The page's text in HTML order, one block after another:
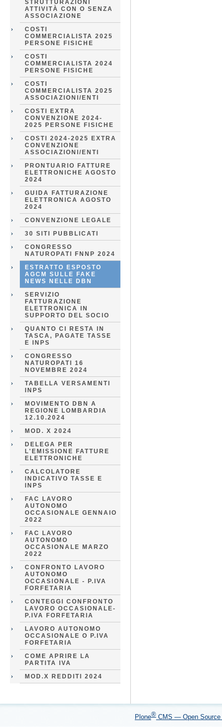
STRUTTURAZIONI
ATTIVITÀ CON O SENZA
ASSOCIAZIONE
COSTI
COMMERCIALISTA 2025
PERSONE FISICHE
COSTI
COMMERCIALISTA 2024
PERSONE FISICHE
COSTI
COMMERCIALISTA 2025
ASSOCIAZIONI/ENTI
COSTI EXTRA
CONVENZIONE 2024-
2025 PERSONE FISICHE
COSTI 2024-2025 EXTRA
CONVENZIONE
ASSOCIAZIONI/ENTI
PRONTUARIO FATTURE
ELETTRONICHE AGOSTO
2024
GUIDA FATTURAZIONE
ELETTRONICA AGOSTO
2024
CONVENZIONE LEGALE
30 SITI PUBBLICATI
CONGRESSO
NATUROPATI FNNP 2024
ESTRATTO ESPOSTO
AGCM SULLE FAKE
NEWS NELLE DBN
SERVIZIO
FATTURAZIONE
ELETTRONICA IN
SUPPORTO DEL SOCIO
QUANTO CI RESTA IN
TASCA, PAGATE TASSE
E INPS
CONGRESSO
NATUROPATI 16
NOVEMBRE 2024
TABELLA VERSAMENTI
INPS
MOVIMENTO DBN A
REGIONE LOMBARDIA
12.10.2024
MOD. X 2024
DELEGA PER
L'EMISSIONE FATTURE
ELETTRONICHE
CALCOLATORE
INDICATIVO TASSE E
INPS
FAC LAVORO
AUTONOMO
OCCASIONALE GENNAIO
2022
FAC LAVORO
AUTONOMO
OCCASIONALE MARZO
2022
CONFRONTO LAVORO
AUTONOMO
OCCASIONALE - P.IVA
FORFETARIA
CONTEGGI CONFRONTO
LAVORO OCCASIONALE-
P.IVA FORFETARIA
LAVORO AUTONOMO
OCCASIONALE O P.IVA
FORFETARIA
COME APRIRE LA
PARTITA IVA
MOD.X REDDITI 2024
Plone® CMS — Open Source